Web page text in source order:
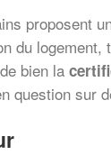
proposent
du logement,
bien la
question sur